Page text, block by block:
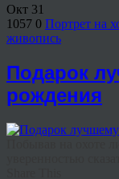
Окт 31
1057 0 Портрет на
живопись
Подарок
рождения